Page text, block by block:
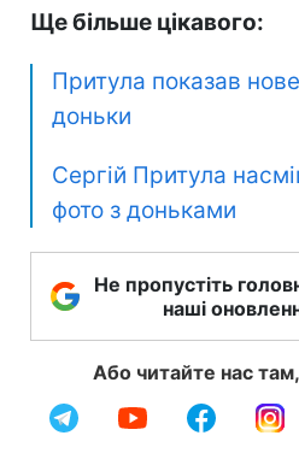
Ще більше цікавого:
Притула показав
доньки
Сергій Притула
фото з доньками
Не пропустіть
наші
Або читайте нас